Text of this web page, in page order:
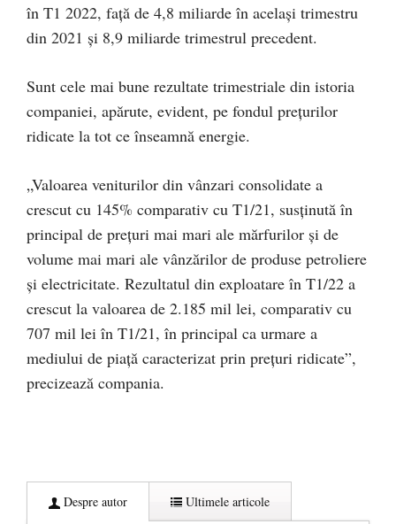
în T1 2022, față de 4,8 miliarde în același trimestru
din 2021 și 8,9 miliarde trimestrul precedent.
Sunt cele mai bune rezultate trimestriale din istoria
companiei, apărute, evident, pe fondul prețurilor
ridicate la tot ce înseamnă energie.
„Valoarea veniturilor din vânzari consolidate a
crescut cu 145% comparativ cu T1/21, susținută în
principal de prețuri mai mari ale mărfurilor și de
volume mai mari ale vânzărilor de produse petroliere
și electricitate. Rezultatul din exploatare în T1/22 a
crescut la valoarea de 2.185 mil lei, comparativ cu
707 mil lei în T1/21, în principal ca urmare a
mediului de piață caracterizat prin prețuri ridicate”,
precizează compania.
Despre autor Ultimele articole